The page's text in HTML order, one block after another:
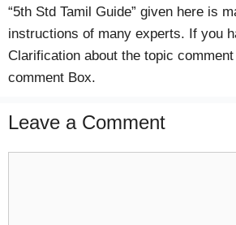
“5th Std Tamil Guide” given here is
instructions of many experts. If you
Clarification about the topic
comment Box.
Leave a Comment